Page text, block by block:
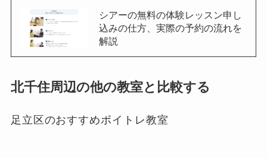
シアーの無料の体験レッスン申し
込みの仕方、実際の予約の流れを
解説
北千住周辺の他の教室と比較する
足立区のおすすめボイトレ教室